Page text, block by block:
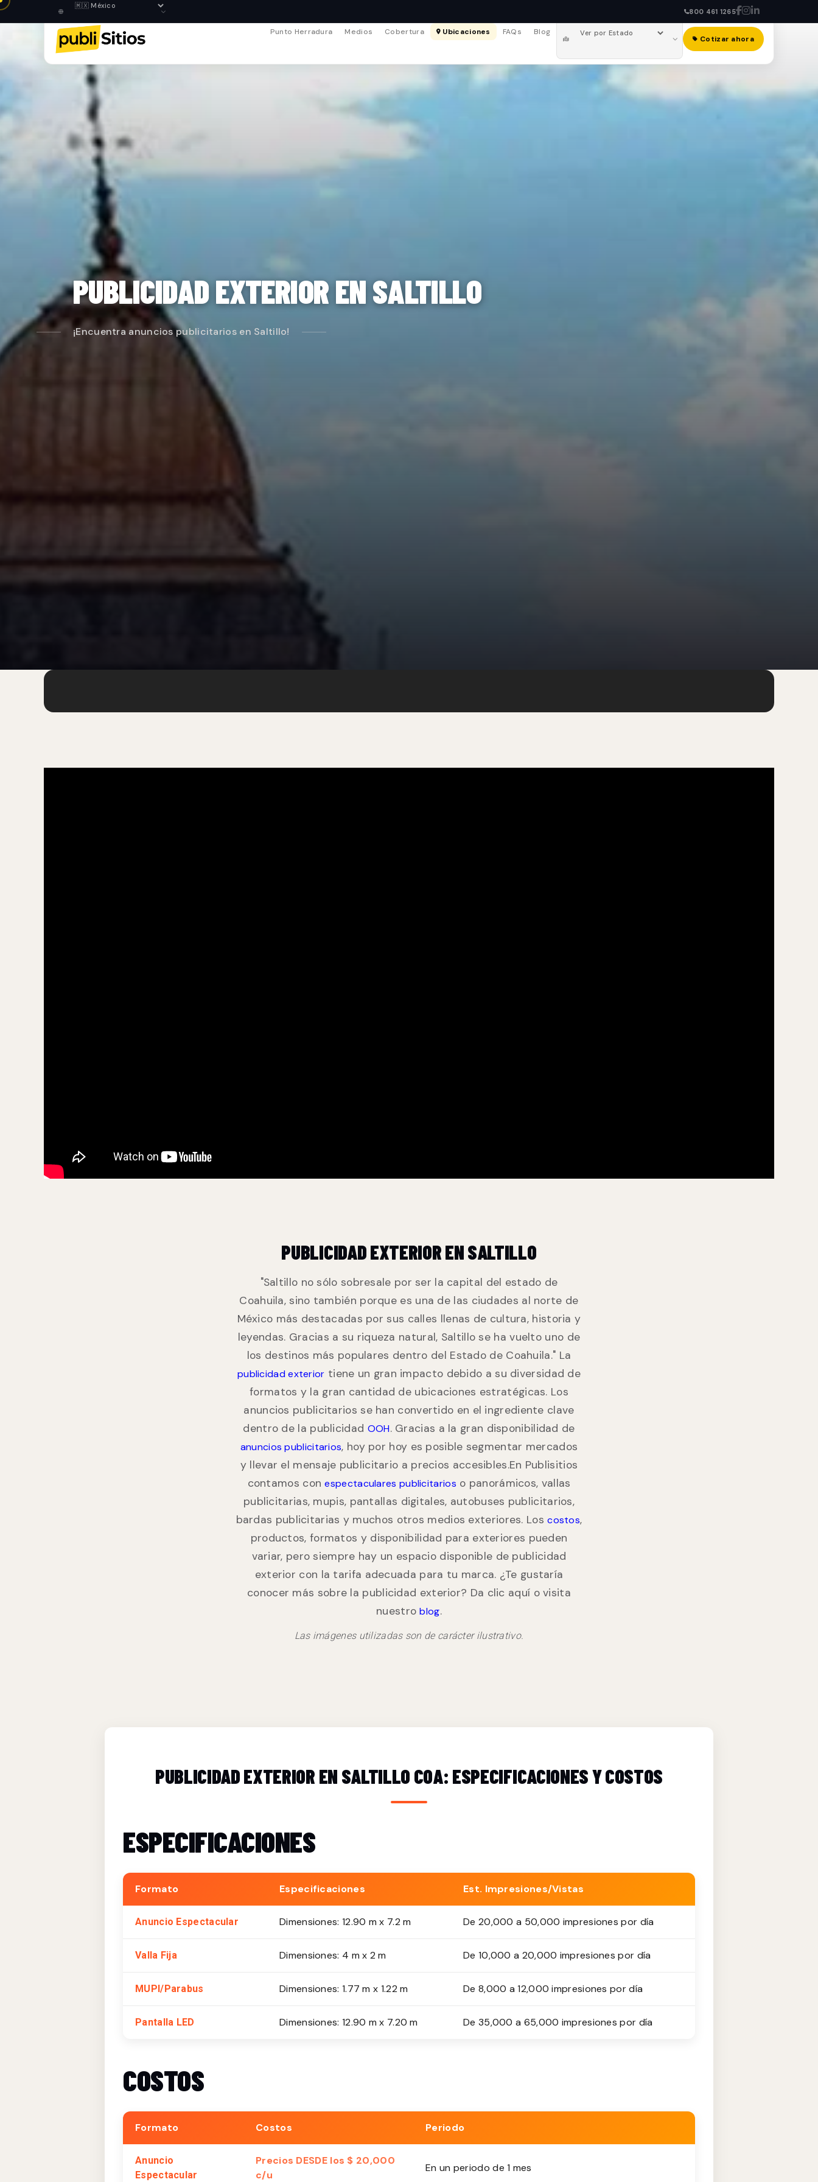
800 461 1265
Punto Herradura Medios Cobertura Ubicaciones FAQs Blog
Cotizar ahora
PUBLICIDAD EXTERIOR EN SALTILLO
¡Encuentra anuncios publicitarios en Saltillo!
PUBLICIDAD EXTERIOR EN SALTILLO
"Saltillo no sólo sobresale por ser la capital del estado de
Coahuila, sino también porque es una de las ciudades al norte de
México más destacadas por sus calles llenas de cultura, historia y
leyendas. Gracias a su riqueza natural, Saltillo se ha vuelto uno de
los destinos más populares dentro del Estado de Coahuila." La
publicidad exterior tiene un gran impacto debido a su diversidad de
formatos y la gran cantidad de ubicaciones estratégicas. Los
anuncios publicitarios se han convertido en el ingrediente clave
dentro de la publicidad OOH. Gracias a la gran disponibilidad de
anuncios publicitarios, hoy por hoy es posible segmentar mercados
y llevar el mensaje publicitario a precios accesibles.En Publisitios
contamos conespectaculares publicitarios o panorámicos, vallas
publicitarias, mupis, pantallas digitales, autobuses publicitarios,
bardas publicitarias y muchos otros medios exteriores. Loscostos,
productos, formatos y disponibilidad para exteriores pueden
variar, pero siempre hay un espacio disponible de publicidad
exterior con la tarifa adecuada para tu marca. ¿Te gustaría
conocer más sobre la publicidad exterior? Da clic aquí o visita
nuestroblog.
Las imágenes utilizadas son de carácter ilustrativo.
PUBLICIDAD EXTERIOR EN SALTILLO COA: ESPECIFICACIONES Y COSTOS
ESPECIFICACIONES
Formato Especificaciones Est. Impresiones/Vistas
Anuncio Espectacular Dimensiones: 12.90 m x 7.2 m De 20,000 a 50,000 impresiones por día
Valla Fija Dimensiones: 4 m x 2 m De 10,000 a 20,000 impresiones por día
MUPI/Parabus Dimensiones: 1.77 m x 1.22 m De 8,000 a 12,000 impresiones por día
Pantalla LED Dimensiones: 12.90 m x 7.20 m De 35,000 a 65,000 impresiones por día
COSTOS
Formato Costos Periodo
Anuncio
Espectacular
Precios DESDE los $ 20,000
c/u
En un periodo de 1 mes